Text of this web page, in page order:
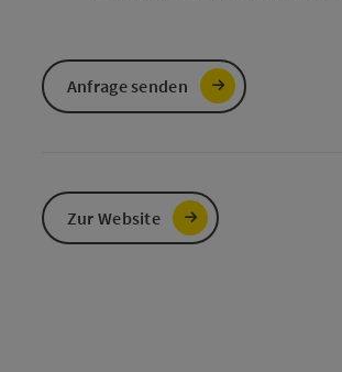
Anfrage senden
Zur Website